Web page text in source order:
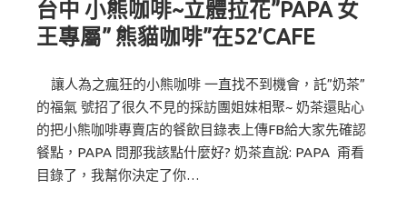
台中 小熊咖啡~立體拉花”PAPA 女
王專屬” 熊貓咖啡”在52’CAFE
讓人為之瘋狂的小熊咖啡 一直找不到機會，託”奶茶”
的福氣 號招了很久不見的採訪團姐妹相聚~ 奶茶還貼心
的把小熊咖啡專賣店的餐飲目錄表上傳FB給大家先確認
餐點，PAPA 問那我該點什麼好? 奶茶直說: PAPA 甭看
目錄了，我幫你決定了你…